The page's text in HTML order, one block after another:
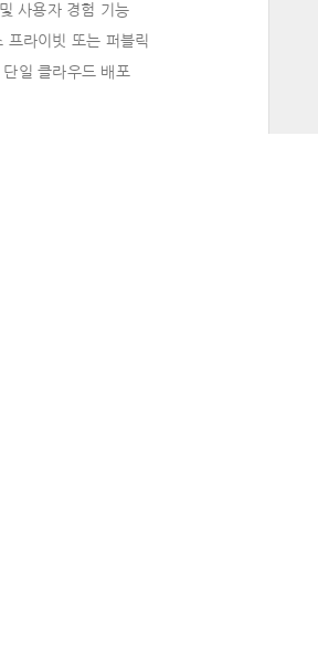
사용자 경험 기능
프라이빗 또는 퍼블릭
일 클라우드 배포